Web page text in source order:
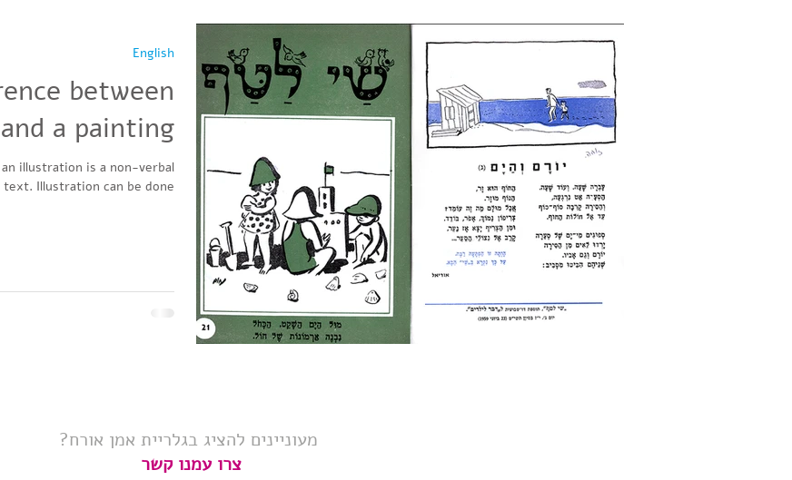
between
a painting
illustration is a non-verbal
Illustration can be done...
English
מעוניינים להציג בגלריית אמן אורח?
צרו עמנו קשר